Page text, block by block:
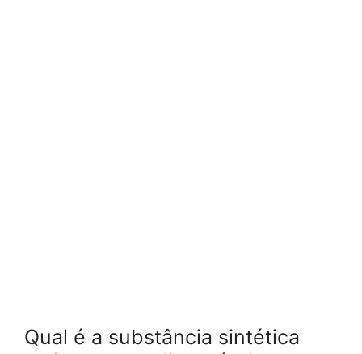
Qual é a substância sintética